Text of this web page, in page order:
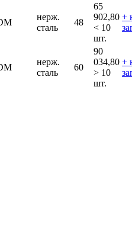
нерж.
сталь
48
65
902,80
< 10
шт.
+
нерж.
сталь
60
90
034,80
> 10
шт.
+